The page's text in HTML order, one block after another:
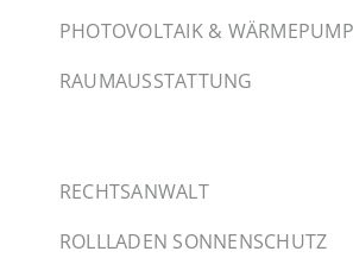
PHOTOVOLTAIK &
RAUMAUSSTATTUNG
RECHTSANWALT
ROLLLADEN SONNENSCHUTZ